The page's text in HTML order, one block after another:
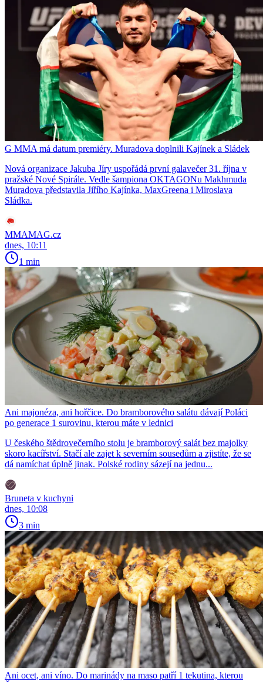
G MMA má datum premiéry. Muradova doplnili Kajínek a Sládek
Nová organizace Jakuba Jíry uspořádá první galavečer 31. října v
pražské Nové Spirále. Vedle šampiona OKTAGONu Makhmuda
Muradova představila Jiřího Kajínka, MaxGreena i Miroslava
Sládka.
MMAMAG.cz
dnes, 10:11
1 min
Ani majonéza, ani hořčice. Do bramborového salátu dávají Poláci
po generace 1 surovinu, kterou máte v lednici
U českého štědrovečerního stolu je bramborový salát bez majolky
skoro kacířství. Stačí ale zajet k severním sousedům a zjistíte, že se
dá namíchat úplně jinak. Polské rodiny sázejí na jednu...
Bruneta v kuchyni
dnes, 10:08
3 min
Ani ocet, ani víno. Do marinády na maso patří 1 tekutina, kterou